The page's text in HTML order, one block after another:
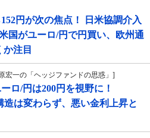
円が次の焦点！ 日米協調介入
国がユーロ/円で円買い、欧州通
注目
宏一の「ヘッジファンドの思惑」]
ロ/円は200円を視野に！
は変わらず、悪い金利上昇と